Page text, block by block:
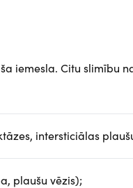
iemesla. Citu slimību
intersticiālas
plaušu vēzis);